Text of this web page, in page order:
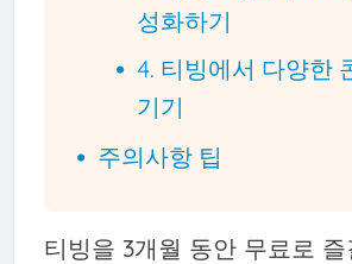
성화하기
4. 티빙에서 다양한
기기
주의사항 팁
티빙을 3개월 동안 무료로